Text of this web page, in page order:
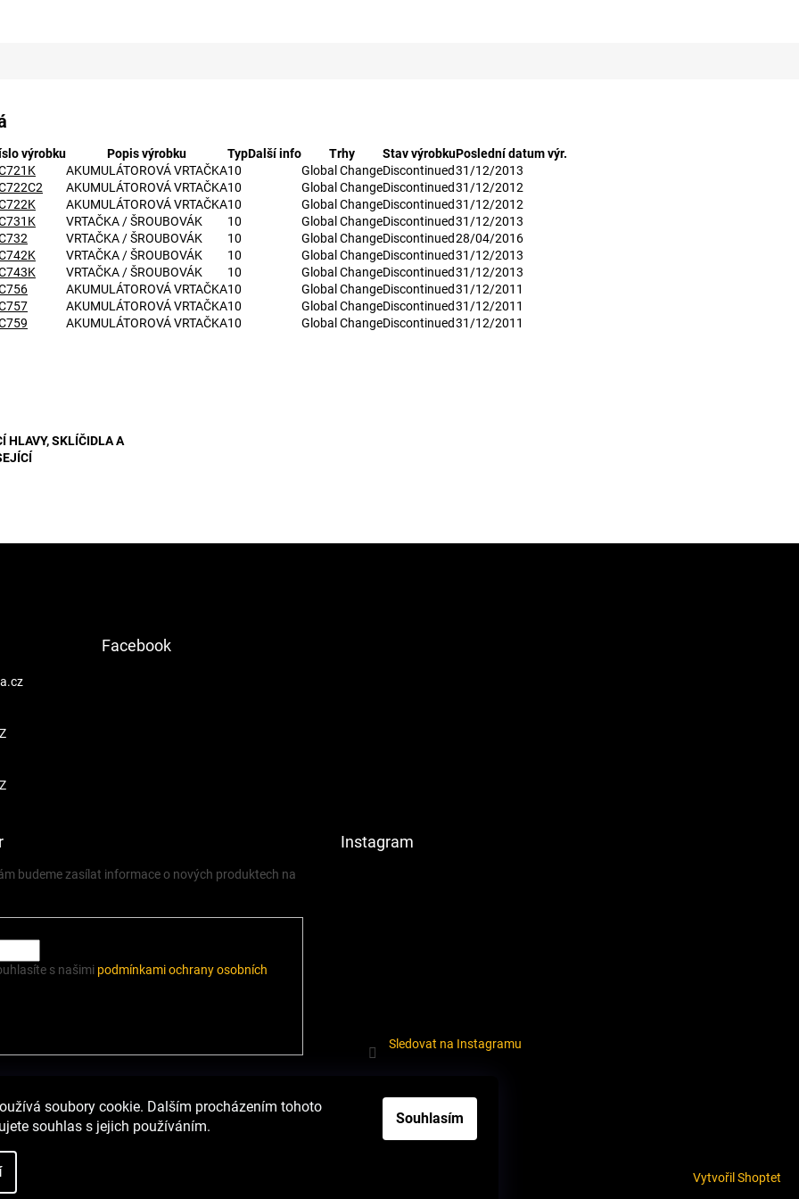
soubory cookie. Dalším procházením tohoto
souhlas s jejich používáním.
Souhlasím
výrobku Popis výrobku TypDalší info Trhy Stav výrobkuPoslední datum výr.
AKUMULÁTOROVÁ VRTAČKA10 Global ChangeDiscontinued31/12/2013
AKUMULÁTOROVÁ VRTAČKA10 Global ChangeDiscontinued31/12/2012
AKUMULÁTOROVÁ VRTAČKA10 Global ChangeDiscontinued31/12/2012
VRTAČKA / ŠROUBOVÁK 10 Global ChangeDiscontinued31/12/2013
VRTAČKA / ŠROUBOVÁK 10 Global ChangeDiscontinued28/04/2016
VRTAČKA / ŠROUBOVÁK 10 Global ChangeDiscontinued31/12/2013
VRTAČKA / ŠROUBOVÁK 10 Global ChangeDiscontinued31/12/2013
AKUMULÁTOROVÁ VRTAČKA10 Global ChangeDiscontinued31/12/2011
AKUMULÁTOROVÁ VRTAČKA10 Global ChangeDiscontinued31/12/2011
AKUMULÁTOROVÁ VRTAČKA10 Global ChangeDiscontinued31/12/2011
HLAVY, SKLÍČIDLA A
Facebook
budeme zasílat informace o nových produktech na
s našimi podmínkami ochrany osobních
Instagram
Sledovat na Instagramu
Heureka.cz Podmínky ochrany osobních údajů Odstoupení od smlouvy
Vytvořil Shoptet
cookies